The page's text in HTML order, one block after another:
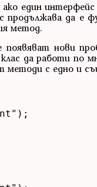
един
да е
метод.
нови
да работи по
методи с едно и